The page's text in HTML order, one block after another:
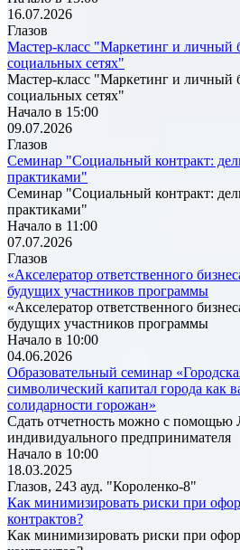
16.07.2026
Глазов
Мастер-класс "Маркетинг и личный
социальных сетях"
Мастер-класс "Маркетинг и личный
социальных сетях"
Начало в 15:00
09.07.2026
Глазов
Семинар "Социальный контракт:
практиками"
Семинар "Социальный контракт:
практиками"
Начало в 11:00
07.07.2026
Глазов
«Акселератор ответственного
будущих участников программы
«Акселератор ответственного
будущих участников программы
Начало в 10:00
04.06.2026
Образовательный семинар
символический капитал города как
солидарности горожан»
Сдать отчетность можно с помощью
индивидуального предпринимателя
Начало в 10:00
18.03.2025
Глазов, 243 ауд. "Короленко-8"
Как минимизировать риски при
контрактов?
Как минимизировать риски при